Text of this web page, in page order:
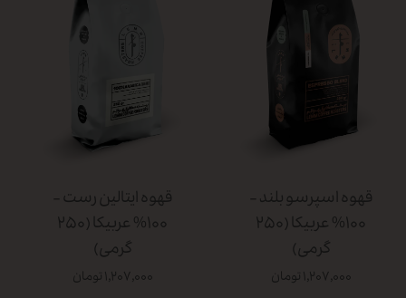
قهوه اسپرسو بلند -
۱۰۰% عربیکا (۲۵۰
گرمی)
۱,۲۰۷,۰۰۰ تومان
قهوه ایتالین رست -
۱۰۰% عربیکا (۲۵۰
گرمی)
۱,۲۰۷,۰۰۰ تومان